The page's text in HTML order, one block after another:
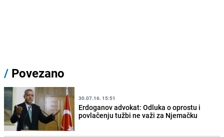
/ Povezano
30.07.16. 15:51
Erdoganov advokat: Odluka o oprostu i
povlačenju tužbi ne važi za Njemačku